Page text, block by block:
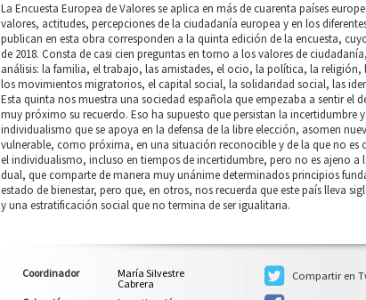
La Encuesta Europea de Valores se aplica en más de cuarenta países
valores, actitudes, percepciones de la ciudadanía europea y en los
publican en esta obra corresponden a la quinta edición de la encuesta,
de 2018. Consta de casi cien preguntas en torno a los valores de
análisis: la familia, el trabajo, las amistades, el ocio, la política, la
los movimientos migratorios, el capital social, la solidaridad social, las
Esta quinta nos muestra una sociedad española que empezaba a sentir el
muy próximo su recuerdo. Eso ha supuesto que persistan la incertidumbre
individualismo que se apoya en la defensa de la libre elección, asomen
vulnerable, como próxima, en una situación reconocible y de la que no
el individualismo, incluso en tiempos de incertidumbre, pero no es ajeno
dual, que comparte de manera muy unánime determinados principios
estado de bienestar, pero que, en otros, nos recuerda que este país lleva
y una estratificación social que no termina de ser igualitaria.
Coordinador
María Silvestre
Cabrera
Compartir en